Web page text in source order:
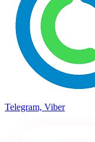
Telegram, Viber